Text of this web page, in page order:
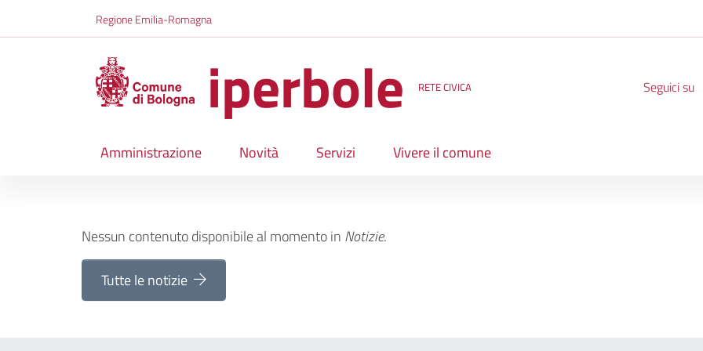
Regione Emilia-Romagna
iperbole RETE CIVICA Seguici su
Amministrazione Novità Servizi
Vivere il comune
Notizie
Nessun contenuto disponibile al momentoin Notizie.
Tutte le notizie